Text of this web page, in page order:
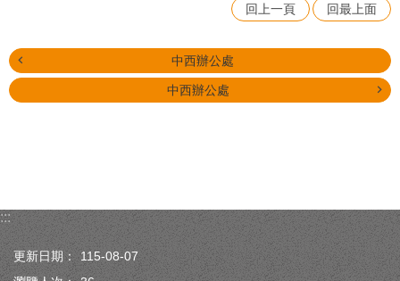
回上一頁 回最上面
中西辦公處
中西辦公處
:::
更新日期：
115-08-07